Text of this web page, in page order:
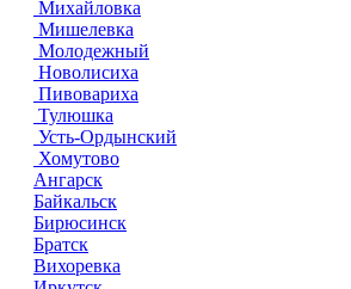
Михайловка
Мишелевка
Молодежный
Новолисиха
Пивовариха
Тулюшка
Усть-Ордынский
Хомутово
Ангарск
Байкальск
Бирюсинск
Братск
Вихоревка